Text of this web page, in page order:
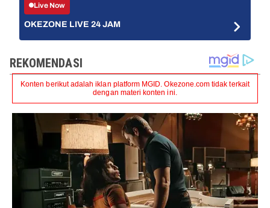
Live Now
OKEZONE LIVE 24 JAM